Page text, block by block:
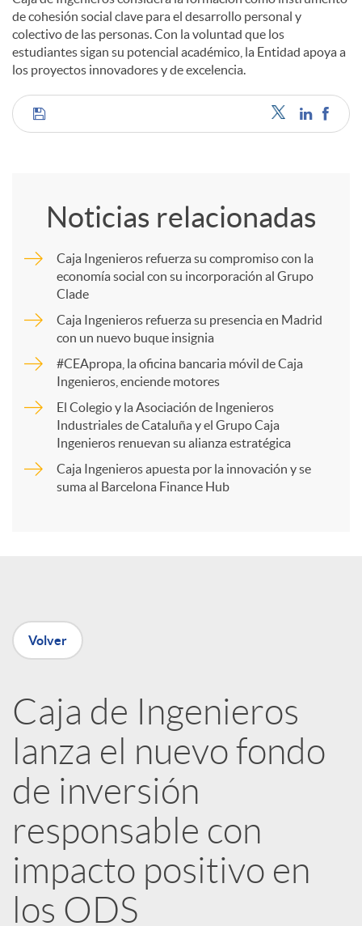
de cohesión social clave para el desarrollo personal y
colectivo de las personas. Con la voluntad que los
estudiantes sigan su potencial académico, la Entidad apoya a
los proyectos innovadores y de excelencia.
C
r
n
R
e
d
e
s
Noticias relacionadas
Caja Ingenieros refuerza su compromiso con la
economía social con su incorporación al Grupo
Clade
Caja Ingenieros refuerza su presencia en Madrid
con un nuevo buque insignia
#CEApropa, la oficina bancaria móvil de Caja
Ingenieros, enciende motores
El Colegio y la Asociación de Ingenieros
Industriales de Cataluña y el Grupo Caja
Ingenieros renuevan su alianza estratégica
Caja Ingenieros apuesta por la innovación y se
suma al Barcelona Finance Hub
Volver
Caja de Ingenieros
lanza el nuevo fondo
de inversión
responsable con
impacto positivo en
los ODS